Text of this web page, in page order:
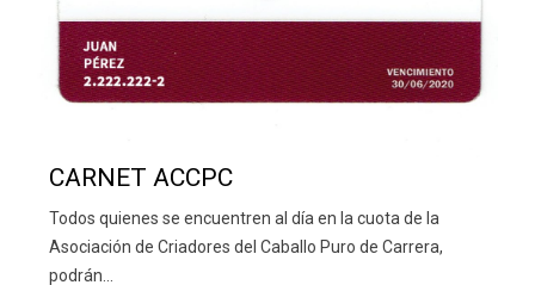
CARNET ACCPC
Todos quienes se encuentren al día en la cuota de la
Asociación de Criadores del Caballo Puro de Carrera,
podrán…